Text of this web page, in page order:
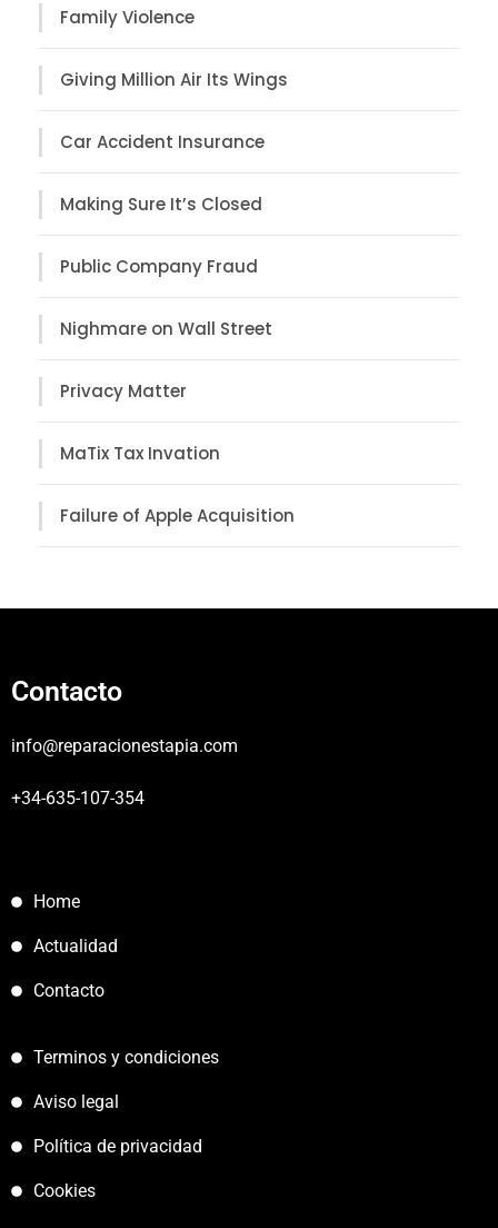
Family Violence
Giving Million Air Its Wings
Car Accident Insurance
Making Sure It’s Closed
Public Company Fraud
Nighmare on Wall Street
Privacy Matter
MaTix Tax Invation
Failure of Apple Acquisition
Contacto
info@reparacionestapia.com
+34-635-107-354
Home
Actualidad
Contacto
Terminos y condiciones
Aviso legal
Política de privacidad
Cookies